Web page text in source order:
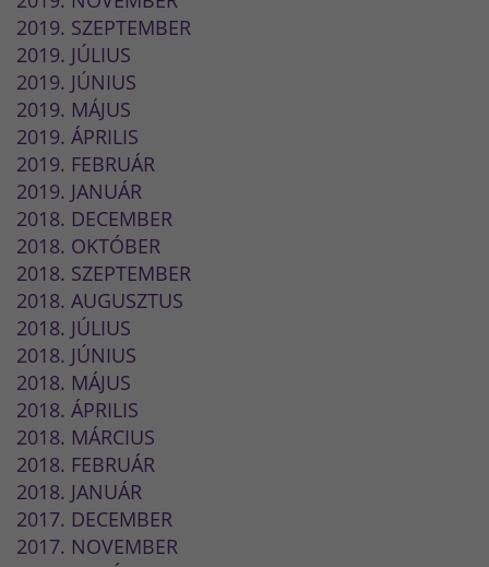
2019. SZEPTEMBER
2019. JÚLIUS
2019. JÚNIUS
2019. MÁJUS
2019. ÁPRILIS
2019. FEBRUÁR
2019. JANUÁR
2018. DECEMBER
2018. OKTÓBER
2018. SZEPTEMBER
2018. AUGUSZTUS
2018. JÚLIUS
2018. JÚNIUS
2018. MÁJUS
2018. ÁPRILIS
2018. MÁRCIUS
2018. FEBRUÁR
2018. JANUÁR
2017. DECEMBER
2017. NOVEMBER